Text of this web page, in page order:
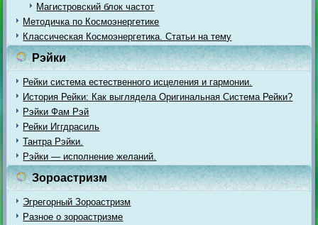
Магистровский блок частот
Методичка по Космоэнергетике
Классическая Космоэнергетика. Статьи на тему
Рэйки
Рейки система естественного исцеления и гармонии.
История Рейки: Как выглядела Оригинальная Система Рейки?
Рэйки Фам Рэй
Рейки Иггдрасиль
Тантра Рэйки.
Рэйки — исполнение желаний.
Зороастризм
Эгрегорный Зороастризм
Разное о зороастризме